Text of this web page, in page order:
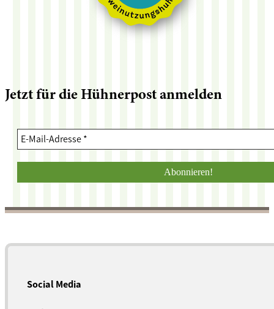
Jetzt für die Hühnerpost anmelden
Social Media